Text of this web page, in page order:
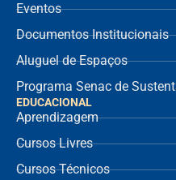
Eventos
Documentos Institucionais
Aluguel de Espaços
Programa Senac de
EDUCACIONAL
Aprendizagem
Cursos Livres
Cursos Técnicos